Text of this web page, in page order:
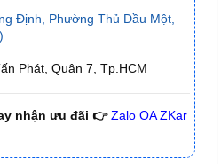
Định, Phường Thủ Dầu Một,
Phát, Quận 7, Tp.HCM
nhận ưu đãi 👉 Zalo OA ZKar